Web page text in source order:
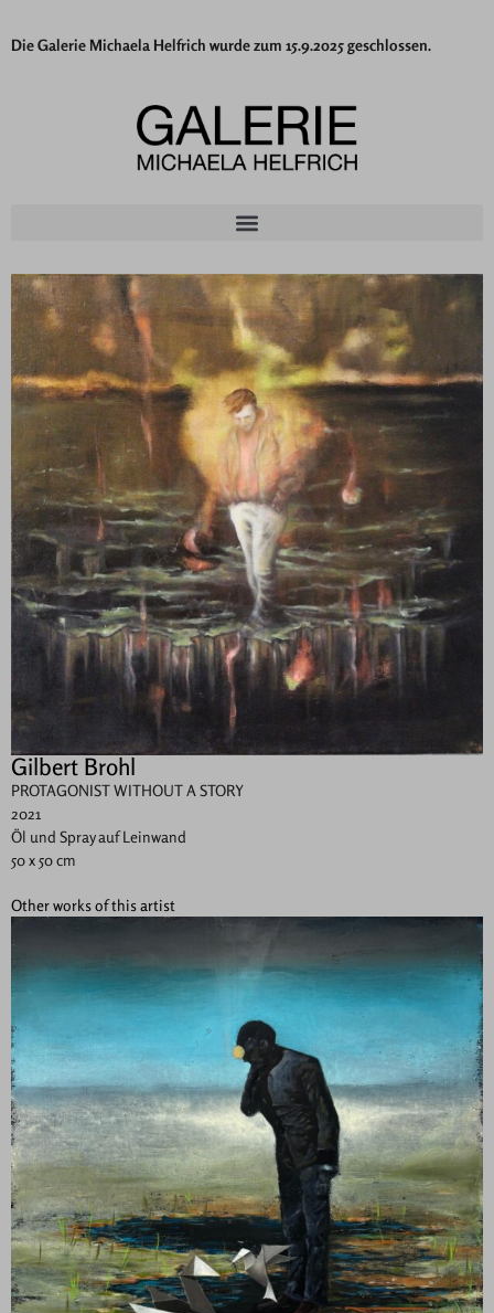
Die Galerie Michaela Helfrich wurde zum 15.9.2025 geschlossen.
Gilbert Brohl
PROTAGONIST WITHOUT A STORY
2021
Öl und Spray auf Leinwand
50 x 50 cm
Other works of this artist